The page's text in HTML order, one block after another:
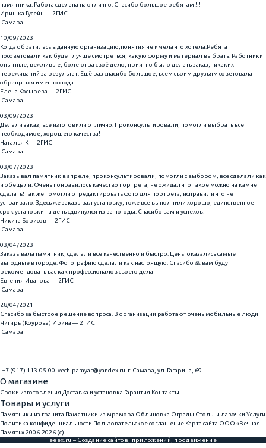
памятника. Работа сделана на отлично. Спасибо большое ребятам !!!
Иришка Гусейн — 2ГИС
Самара
10/09/2023
Когда обратилась в данную организацию,понятия не имела что хотела.Ребята
посоветовали как будет лучше смотреться, какую форму и материал выбрать. Работники
опытные, вежливые, болеют за своё дело, приятно было делать заказ,никаких
переживаний за результат. Ещё раз спасибо большое, всем своим друзьям советовала
обращаться именно сюда.
Елена Косырева — 2ГИС
Самара
03/09/2023
Делали заказ, всё изготовили отлично. Проконсультировали, помогли выбрать всё
необходимое, хорошего качества!
Наталья К — 2ГИС
Самара
03/07/2023
Заказывал памятник в апреле, проконсультировали, помогли с выбором, все сделали как
и обещали. Очень понравилось качество портрета, не ожидал что такое можно на камне
сделать! Так же помогли отредактировать фото для портрета, исправили что не
устраивало. Здесь же заказывал установку, тоже все выполнили хорошо, единственное
срок установки на день сдвинулся из-за погоды. Спасибо вам и успехов!
Никита Борисов — 2ГИС
Самара
03/04/2023
Заказывала памятник, сделали все качественно и быстро. Цены оказались самые
выгодные в городе. Фотографию сделали как настоящую. Спасибо 🙏 вам буду
рекомендовать вас как профессионалов своего дела
Евгения Иванова — 2ГИС
Самара
28/04/2021
Спасибо за быстрое решение вопроса. В организации работают очень мобильные люди
Чигирь (Коурова) Ирина — 2ГИС
Самара
+7 (917) 113-05-00 vech-pamyat@yandex.ru г. Самара, ул. Гагарина, 69
О магазине
Сроки изготовления Доставка и установка Гарантия Контакты
Товары и услуги
Памятники из гранита Памятники из мрамора Облицовка Ограды Столы и лавочки Услуги
Политика конфиденциальности Пользовательское соглашение Карта сайта ООО «Вечная
Память» 2006-2026 (с)
eeex.ru – Создание сайтов, приложений, продвижение